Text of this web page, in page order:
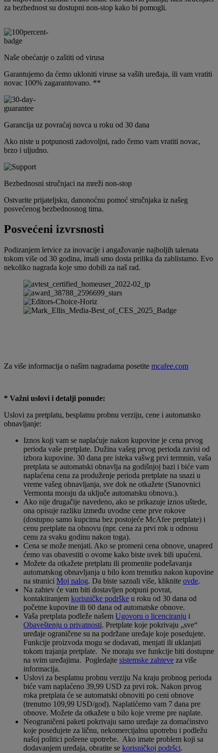
za bezbednost su dostupni non-stop kako bi pomogli.
Naše obećanje o zaštiti od virusa
Garantujemo da ćemo ukloniti viruse sa vaših uređaja, ili vam vratiti
novac 100% zagarantovano. **
Garancija uz povraćaj novca u roku od 30 dana
Ako niste u potpunosti zadovoljni, rado čemo vam vratiti novac,
brzo i uljudno.
Bezbednosni stručnjaci na mreži non-stop
Ostvarite prijateljsku, danonoćnu pomoć stručnjaka iz našeg
posvećenog bezbednosnog tima.
Posvećeni izvrsnosti
Podizanjem letvice za inovacije i angažovanje najboljih talenata
tokom više od 30 godina, imali smo dosta prilika da zablistamo. Evo
nekoliko nagrada koje smo dobili za naš rad.
Za više informacija o našim nagradama posetite mcafee.com
* Važni uslovi i detalji ponude:
Uslovi za pretplatu, besplatnu probnu verziju, cene i automatsko
obnavljanje:
Iznos koji vam se naplaćuje nakon kupovine je cena prvog
perioda vaše pretplate. Dužina vašeg prvog perioda zavisi od
izbora kupovine. 30 dana pre isteka vašwg prvi termnin, vaša
pretplata se automatski obnavlja na godišnjoj bazi i biće vam
naplaćena cena za produženje perioda pretplate na snazi u
vreme vašeg obnavljanja, sve dok ne otkažete (Stanovnici
Vermonta moraju da uključe automatsku obnovu.).
Ako nije drugačije navedeno, ako se prikazuje iznos uštede,
ona opisuje razliku između uvodne cene prve rokove
(dostupno samo kupcima bez postojeće McAfee pretplate) i
cenu pretplate na obnovu (npr. cena za prvi rok u odnosu
cenu za svaku godinu nakon toga).
Cena se može menjati. Ako se promeni cena obnove, unapred
ćemo vas obavestiti o ovome kako biste uvek bili upućeni.
Možete da otkažete pretplatu ili promenite podešavanja
automatskog obnavljanja u bilo kom trenutku nakon kupovine
na stranici Moj nalog. Da biste saznali više, kliknite ovde.
Na zahtev će vam biti dostavljen potpuni povrat,
kontaktiranjem korisničke podrške u roku od 30 dana od
početne kupovine ili 60 dana od automatske obnove.
Vaša pretplata podleže našem Ugovoru o licenciranju i
Obaveštenju o privatnosti. Pretplate koje pokrivaju „sve“
uređaje ograničene su na podržane uređaje koje posedujete.
Funkcije proizvoda mogu se dodavati, menjati ili uklanjati
tokom trajanja pretplate. Ne moraju sve funkcije biti dostupne
na svim uređajima. Pogledajte sistemske zahteve za više
informacija.
Uslovi za besplatnu probnu verziju Na kraju probnog perioda
biće vam naplaćeno 39,99 USD za prvi rok. Nakon prvog
roka pretplata će se automatski obnoviti po ceni obnove
(trenutno 109,99 USD/god). Naplatićemo vam 7 dana pre
obnove. Možete da otkažete u bilo koje vreme pre naplate. ​
Neograničeni paketi pokrivaju samo uređaje za domaćinstvo
koje posedujete za ličnu, nekomercijalnu upotrebu i podležu
našoj politici pošrene upotrebe. Ako imate problem koji sa
dodavanjem uređaja, obratite se korisničkoj podršci.